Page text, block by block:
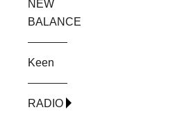
NEW
BALANCE
Keen
RADIO